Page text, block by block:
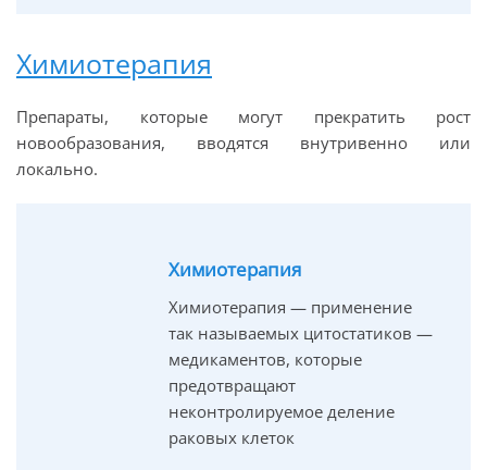
Химиотерапия
Препараты, которые могут прекратить рост
новообразования, вводятся внутривенно или
локально.
Химиотерапия
Химиотерапия — применение
так называемых цитостатиков —
медикаментов, которые
предотвращают
неконтролируемое деление
раковых клеток